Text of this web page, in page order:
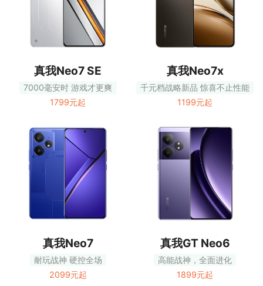
真我Neo7 SE
7000毫安时 游戏才更爽
1799元起
真我Neo7x
千元档战略新品 惊喜不止性能
1199元起
真我Neo7
耐玩战神 硬控全场
2099元起
真我GT Neo6
高能战神，全面进化
1899元起